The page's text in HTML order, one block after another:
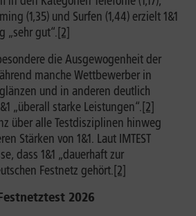
(1,35) und Surfen (1,44) erzielt 1&1
„sehr gut“.[2]
die Ausgewogenheit der
manche Wettbewerber in
und in anderen deutlich
„überall starke Leistungen“.[2]
über alle Testdisziplinen hinweg
Stärken von 1&1. Laut IMTEST
dass 1&1 „dauerhaft zur
Festnetz gehört.[2]
2026